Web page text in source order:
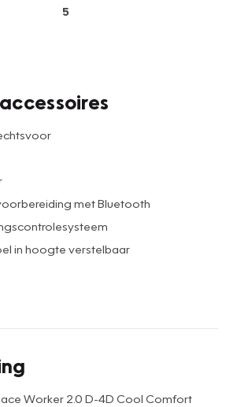
5
met Bluetooth
in hoogte verstelbaar
Worker 2.0 D-4D Cool Comfort